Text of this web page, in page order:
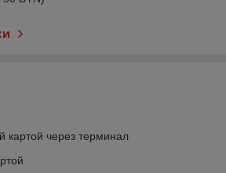
картой через терминал